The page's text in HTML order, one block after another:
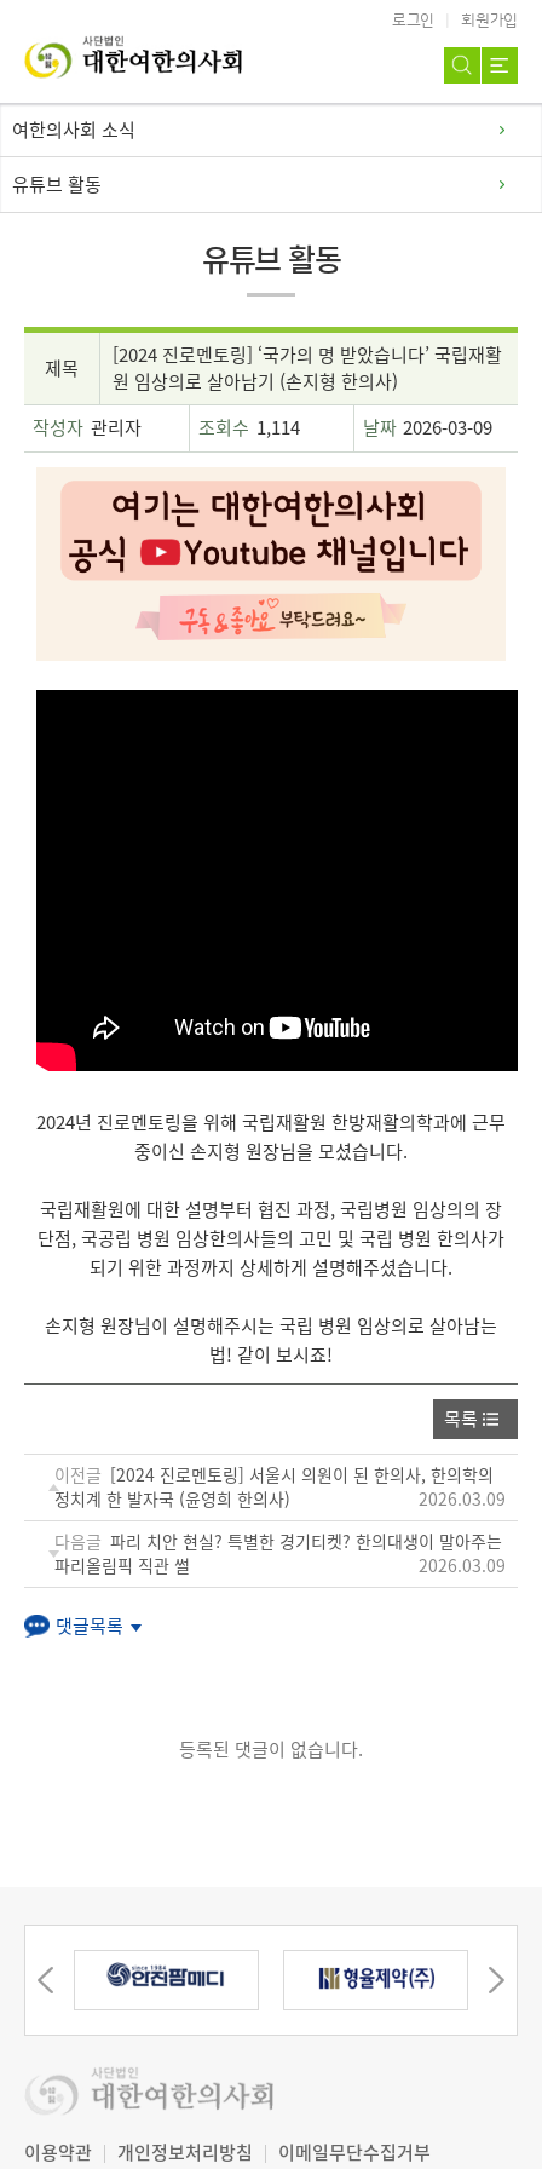
로그인 회원가입
여한의사회 소식
유튜브 활동
유튜브 활동
제목
[2024 진로멘토링] ‘국가의 명 받았습니다’ 국립재활
원 임상의로 살아남기 (손지형 한의사)
작성자 관리자 조회수 1,114 날짜 2026-03-09
2024년 진로멘토링을 위해 국립재활원 한방재활의학과에 근무
중이신 손지형 원장님을 모셨습니다.
국립재활원에 대한 설명부터 협진 과정, 국립병원 임상의의 장
단점, 국공립 병원 임상한의사들의 고민 및 국립 병원 한의사가
되기 위한 과정까지 상세하게 설명해주셨습니다.
손지형 원장님이 설명해주시는 국립 병원 임상의로 살아남는
법! 같이 보시죠!
목록
이전글 [2024 진로멘토링] 서울시 의원이 된 한의사, 한의학의
정치계 한 발자국 (윤영희 한의사)
2026.03.09
다음글 파리 치안 현실? 특별한 경기티켓? 한의대생이 말아주는
파리올림픽 직관 썰
2026.03.09
댓글목록
등록된 댓글이 없습니다.
이용약관 개인정보처리방침 이메일무단수집거부